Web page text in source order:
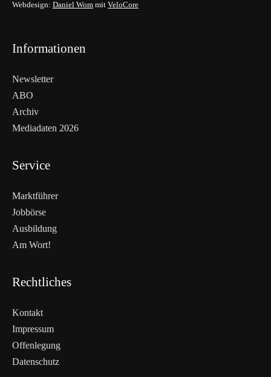
Webdesign: Daniel Wom mit VeloCore
Informationen
Newsletter
ABO
Archiv
Mediadaten 2026
Service
Marktführer
Jobbörse
Ausbildung
Am Wort!
Rechtliches
Kontakt
Impressum
Offenlegung
Datenschutz